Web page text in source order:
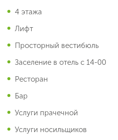
4 этажа
Лифт
Просторный вестибюль
Заселение в отель с 14-00
Ресторан
Бар
Услуги прачечной
Услуги носильщиков